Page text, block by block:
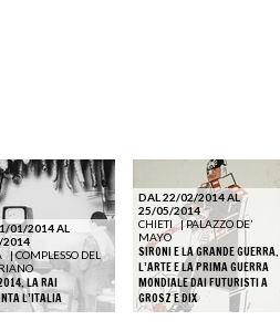
01/2014 AL
2014
|COMPLESSO DEL
LA RAI
L’ITALIA
DAL 22/02/2014 AL
25/05/2014
CHIETI |PALAZZO DE’
MAYO
SIRONI E LA GRANDE GUERRA.
L’ARTE E LA PRIMA GUERRA
MONDIALE DAI FUTURISTI A
GROSZ E DIX